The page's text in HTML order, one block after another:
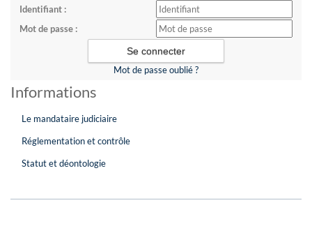
Identifiant :
Mot de passe :
Mot de passe oublié ?
Informations
Le mandataire judiciaire
Réglementation et contrôle
Statut et déontologie